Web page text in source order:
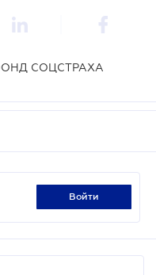
СОЦСТРАХА
войти